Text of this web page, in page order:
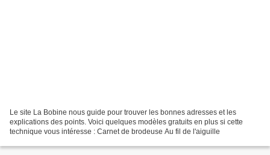
Le site La Bobine nous guide pour trouver les bonnes adresses et les
explications des points. Voici quelques modèles gratuits en plus si cette
technique vous intéresse : Carnet de brodeuse Au fil de l'aiguille